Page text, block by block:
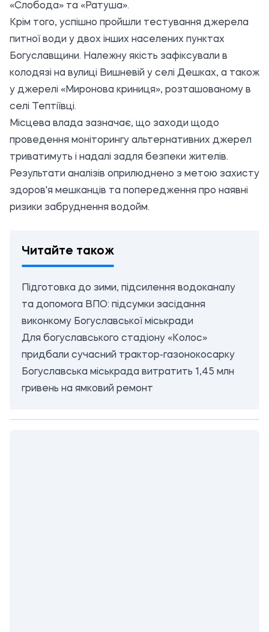
«Слобода» та «Ратуша».
Крім того, успішно пройшли тестування джерела
питної води у двох інших населених пунктах
Богуславщини. Належну якість зафіксували в
колодязі на вулиці Вишневій у селі Дешках, а також
у джерелі «Миронова криниця», розташованому в
селі Тептіївці.
Місцева влада зазначає, що заходи щодо
проведення моніторингу альтернативних джерел
триватимуть і надалі задля безпеки жителів.
Результати аналізів оприлюднено з метою захисту
здоров'я мешканців та попередження про наявні
ризики забруднення водойм.
Читайте також
Підготовка до зими, підсилення водоканалу
та допомога ВПО: підсумки засідання
виконкому Богуславської міськради
Для богуславського стадіону «Колос»
придбали сучасний трактор-газонокосарку
Богуславська міськрада витратить 1,45 млн
гривень на ямковий ремонт